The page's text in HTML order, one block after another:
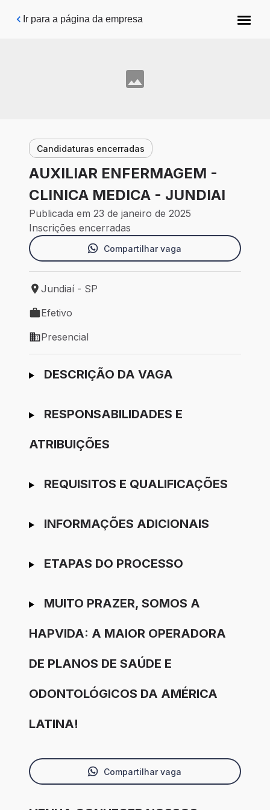
Pular para o conteúdo principal
Ir para a página da empresa
Candidaturas encerradas
AUXILIAR ENFERMAGEM -
CLINICA MEDICA - JUNDIAI
Publicada em 23 de janeiro de 2025
Inscrições encerradas
Compartilhar vaga
Local de trabalho: Jundiaí - SP
Jundiaí - SP
Tipo de vaga: Efetivo
Efetivo
Modelo de trabalho: Presencial
Presencial
Ir para candidatura
DESCRIÇÃO DA VAGA
RESPONSABILIDADES E
ATRIBUIÇÕES
REQUISITOS E QUALIFICAÇÕES
INFORMAÇÕES ADICIONAIS
ETAPAS DO PROCESSO
MUITO PRAZER, SOMOS A
HAPVIDA: A MAIOR OPERADORA
DE PLANOS DE SAÚDE E
ODONTOLÓGICOS DA AMÉRICA
LATINA!
Compartilhar vaga